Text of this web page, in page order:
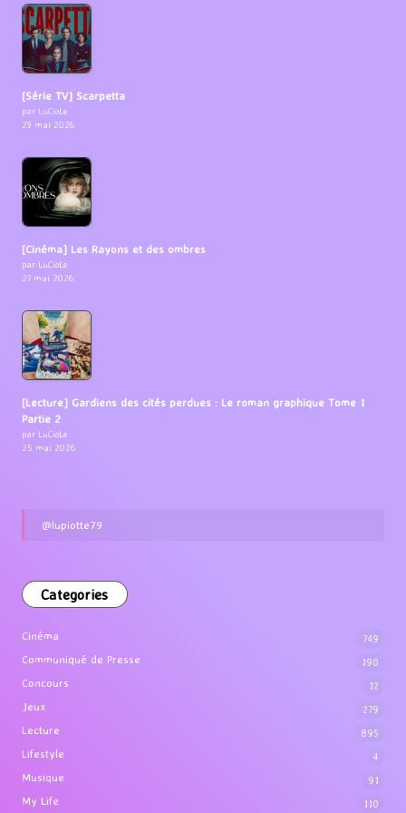
[Série TV] Scarpetta
par LuCioLe
29 mai 2026
[Cinéma] Les Rayons et des ombres
par LuCioLe
27 mai 2026
[Lecture] Gardiens des cités perdues : Le roman graphique Tome 1
Partie 2
par LuCioLe
25 mai 2026
@lupiotte79
Categories
Cinéma 749
Communiqué de Presse 190
Concours 12
Jeux 279
Lecture 895
Lifestyle 4
Musique 91
My Life 110